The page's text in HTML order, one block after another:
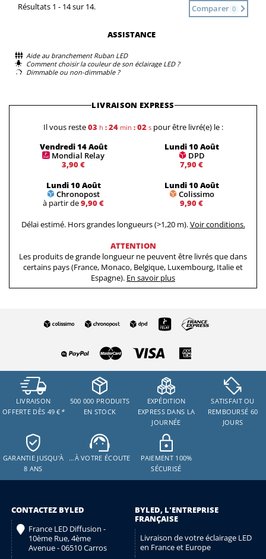
Comparer 0
Résultats 1 - 14 sur 14.
ASSISTANCE
Aide au branchement Ruban LED
Comment choisir la couleur de son éclairage LED ?
Dimmable ou non-dimmable ?
LIVRAISON EXPRESS
Il vous reste03 h : 24min : 01s pour être livré(e) le :
Vendredi 14 Août
Mondial Relay
3,90 €
Lundi 10 Août
DPD
7,90 €
Lundi 10 Août
Chronopost
à partir de9,90 €
Lundi 10 Août
Colissimo
9,90 €
Délai estimé. Hors grandes longueurs (>1,20 m).Voir conditions.
ATTENTION
Les produits de grande longueur ne peuvent être livrés que dans
certains pays (France, Monaco, Belgique, Luxembourg, Italie et
Espagne). En savoir plus
LIVRAISON
OFFERTE DÈS 49 € *
500 000 PRODUITS
EN STOCK
EXPÉDITION
EXPRESS DANS LA
JOURNÉE
SATISFAIT OU
REMBOURSÉ 60
JOURS
GARANTIE JUSQU'À
8 ANS
…À VOTRE ÉCOUTE
PAIEMENT 100%
SÉCURISÉ
CONTACTEZ BYLED
France LED Diffusion -
10ème Rue, 4ème
Avenue - 06510 Carros
BYLED, L'ENTREPRISE
FRANÇAISE
Livraison de votre éclairage LED
en France et Europe